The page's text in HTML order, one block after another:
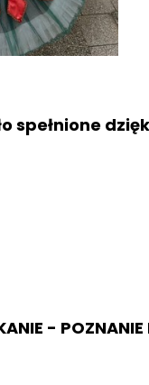
spełnione
-